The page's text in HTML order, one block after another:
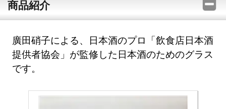
商品紹介
廣田硝子による、日本酒のプロ「飲食店日本酒
提供者協会」が監修した日本酒のためのグラス
です。